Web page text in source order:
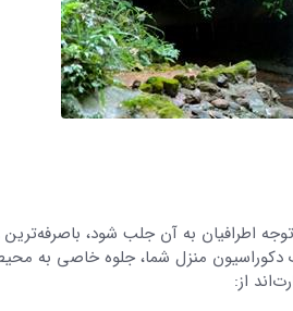
اطرافیان به آن جلب شود،
دکوراسیون منزل شما، جلوه خاصی به
از: